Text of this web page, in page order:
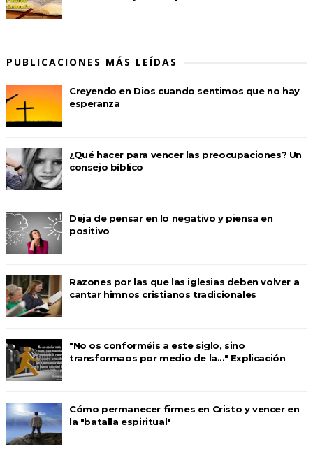
PUBLICACIONES MÁS LEÍDAS
Creyendo en Dios cuando sentimos que no hay
esperanza
¿Qué hacer para vencer las preocupaciones? Un
consejo bíblico
Deja de pensar en lo negativo y piensa en
positivo
Razones por las que las iglesias deben volver a
cantar himnos cristianos tradicionales
"No os conforméis a este siglo, sino
transformaos por medio de la..." Explicación
Cómo permanecer firmes en Cristo y vencer en
la "batalla espiritual"